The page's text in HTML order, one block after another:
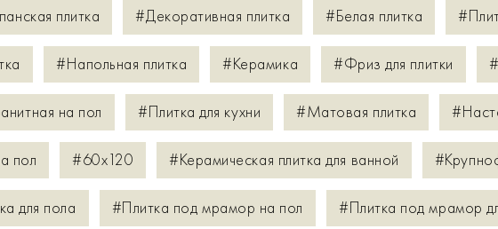
плитка #Декоративная плитка #Белая плитка
#Напольная плитка #Керамика #Фриз для плитки
на пол #Плитка для кухни #Матовая плитка
пол #60х120 #Керамическая плитка для ванной
для пола #Плитка под мрамор на пол #Плитка под мрамор